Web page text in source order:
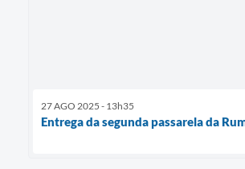
27 AGO 2025 - 13h35
Entrega da segunda passarela da